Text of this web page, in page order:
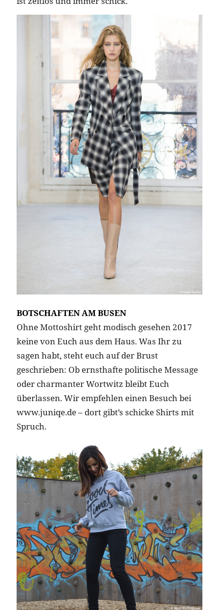
BOTSCHAFTEN AM BUSEN
Ohne Mottoshirt geht modisch gesehen 2017
keine von Euch aus dem Haus. Was Ihr zu
sagen habt, steht euch auf der Brust
geschrieben: Ob ernsthafte politische Message
oder charmanter Wortwitz bleibt Euch
überlassen. Wir empfehlen einen Besuch bei
www.juniqe.de – dort gibt’s schicke Shirts mit
Spruch.